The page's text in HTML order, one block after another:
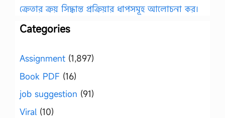
ক্রেতার ক্রয় সিদ্ধান্ত প্রক্রিয়ার ধাপসমূহ আলোচনা কর।
Categories
Assignment (1,897)
Book PDF (16)
job suggestion (91)
Viral (10)